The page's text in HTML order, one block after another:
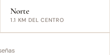
Norte
1.1 KM DEL CENTRO